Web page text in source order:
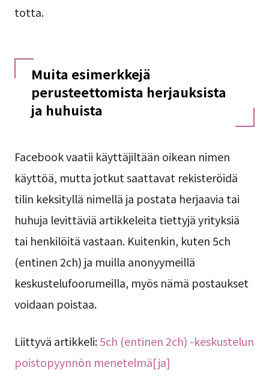
totta.
Muita esimerkkejä
perusteettomista herjauksista
ja huhuista
Facebook vaatii käyttäjiltään oikean nimen
käyttöä, mutta jotkut saattavat rekisteröidä
tilin keksityllä nimellä ja postata herjaavia tai
huhuja levittäviä artikkeleita tiettyjä yrityksiä
tai henkilöitä vastaan. Kuitenkin, kuten 5ch
(entinen 2ch) ja muilla anonyymeillä
keskustelufoorumeilla, myös nämä postaukset
voidaan poistaa.
Liittyvä artikkeli:5ch (entinen 2ch) -keskustelun
poistopyynnön menetelmä[ja]